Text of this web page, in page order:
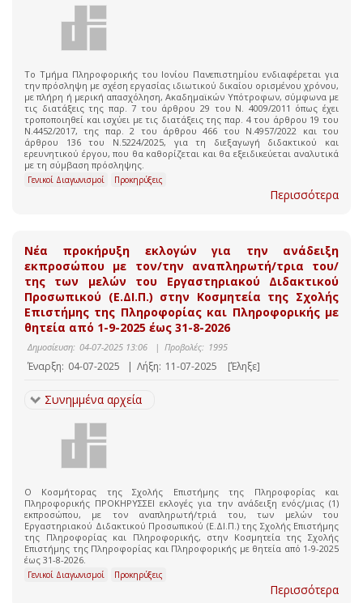
Το Τμήμα Πληροφορικής του Ιονίου Πανεπιστημίου ενδιαφέρεται για
την πρόσληψη με σχέση εργασίας ιδιωτικού δικαίου ορισμένου χρόνου,
με πλήρη ή μερική απασχόληση, Ακαδημαϊκών Υπότροφων, σύμφωνα με
τις διατάξεις της παρ. 7 του άρθρου 29 του Ν. 4009/2011 όπως έχει
τροποποιηθεί και ισχύει με τις διατάξεις της παρ. 4 του άρθρου 19 του
Ν.4452/2017, της παρ. 2 του άρθρου 466 του Ν.4957/2022 και του
άρθρου 136 του Ν.5224/2025, για τη διεξαγωγή διδακτικού και
ερευνητικού έργου, που θα καθορίζεται και θα εξειδικεύεται αναλυτικά
με τη σύμβαση πρόσληψης.
Γενικοί Διαγωνισμοί Προκηρύξεις
Περισσότερα
Νέα προκήρυξη εκλογών για την ανάδειξη
εκπροσώπου με τον/την αναπληρωτή/τρια του/
της των μελών του Εργαστηριακού Διδακτικού
Προσωπικού (Ε.ΔΙ.Π.) στην Κοσμητεία της Σχολής
Επιστήμης της Πληροφορίας και Πληροφορικής με
θητεία από 1-9-2025 έως 31-8-2026
Δημοσίευση: 04-07-2025 13:06 | Προβολές: 1995
Έναρξη: 04-07-2025 | Λήξη: 11-07-2025 [Έληξε]
Συνημμένα αρχεία
Ο Κοσμήτορας της Σχολής Επιστήμης της Πληροφορίας και
Πληροφορικής ΠΡΟΚΗΡΥΣΣΕΙ εκλογές για την ανάδειξη ενός/μιας (1)
εκπροσώπου, με τον αναπληρωτή/τριά του, των μελών του
Εργαστηριακού Διδακτικού Προσωπικού (Ε.ΔΙ.Π.) της Σχολής Επιστήμης
της Πληροφορίας και Πληροφορικής, στην Κοσμητεία της Σχολής
Επιστήμης της Πληροφορίας και Πληροφορικής με θητεία από 1-9-2025
έως 31-8-2026.
Γενικοί Διαγωνισμοί Προκηρύξεις
Περισσότερα